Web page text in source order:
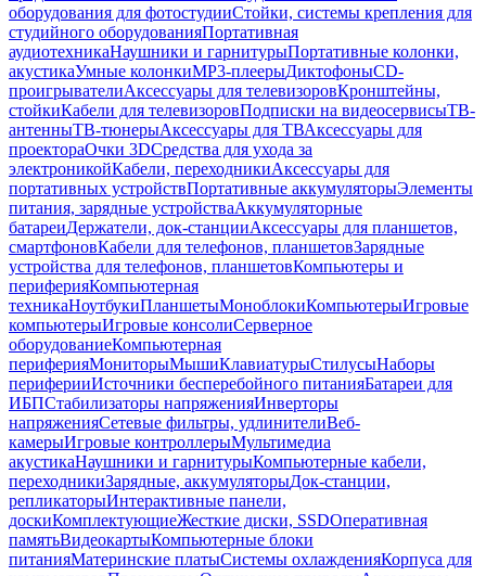
оборудования для фотостудииСтойки, системы крепления для
студийного оборудованияПортативная
аудиотехникаНаушники и гарнитурыПортативные колонки,
акустикаУмные колонкиMP3-плеерыДиктофоныCD-
проигрывателиАксессуары для телевизоровКронштейны,
стойкиКабели для телевизоровПодписки на видеосервисыТВ-
антенныТВ-тюнерыАксессуары для ТВАксессуары для
проектораОчки 3DСредства для ухода за
электроникойКабели, переходникиАксессуары для
портативных устройствПортативные аккумуляторыЭлементы
питания, зарядные устройстваАккумуляторные
батареиДержатели, док-станцииАксессуары для планшетов,
смартфоновКабели для телефонов, планшетовЗарядные
устройства для телефонов, планшетовКомпьютеры и
периферияКомпьютерная
техникаНоутбукиПланшетыМоноблокиКомпьютерыИгровые
компьютерыИгровые консолиСерверное
оборудованиеКомпьютерная
периферияМониторыМышиКлавиатурыСтилусыНаборы
периферииИсточники бесперебойного питанияБатареи для
ИБПСтабилизаторы напряженияИнверторы
напряженияСетевые фильтры, удлинителиВеб-
камерыИгровые контроллерыМультимедиа
акустикаНаушники и гарнитурыКомпьютерные кабели,
переходникиЗарядные, аккумуляторыДок-станции,
репликаторыИнтерактивные панели,
доскиКомплектующиеЖесткие диски, SSDОперативная
памятьВидеокартыКомпьютерные блоки
питанияМатеринские платыСистемы охлажденияКорпуса для